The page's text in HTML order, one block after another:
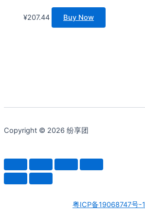
¥207.44 Buy Now
Copyright © 2026 纷享团
粤ICP备19068747号-1